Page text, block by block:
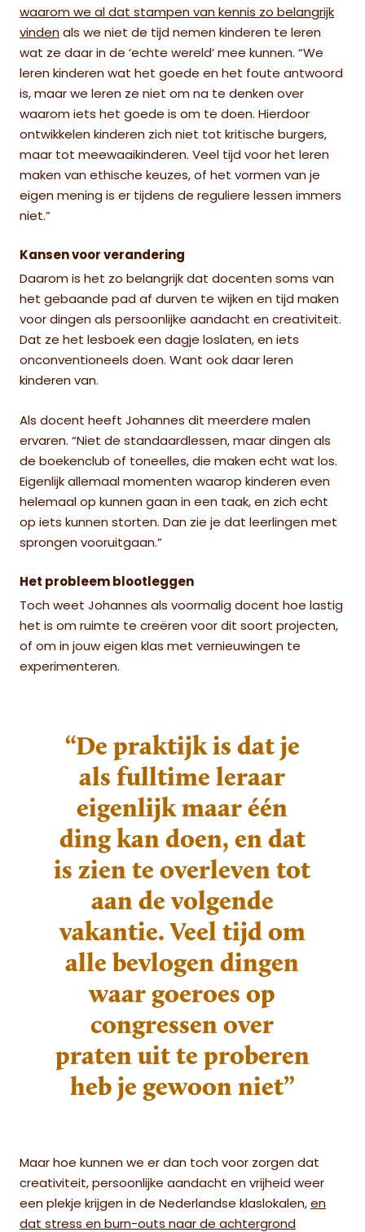
waarom we al dat stampen van kennis zo belangrijk
vinden als we niet de tijd nemen kinderen te leren
wat ze daar in de ‘echte wereld’ mee kunnen. “We
leren kinderen wat het goede en het foute antwoord
is, maar we leren ze niet om na te denken over
waarom iets het goede is om te doen. Hierdoor
ontwikkelen kinderen zich niet tot kritische burgers,
maar tot meewaaikinderen. Veel tijd voor het leren
maken van ethische keuzes, of het vormen van je
eigen mening is er tijdens de reguliere lessen immers
niet.”
Kansen voor verandering
Daarom is het zo belangrijk dat docenten soms van
het gebaande pad af durven te wijken en tijd maken
voor dingen als persoonlijke aandacht en creativiteit.
Dat ze het lesboek een dagje loslaten, en iets
onconventioneels doen. Want ook daar leren
kinderen van.
Als docent heeft Johannes dit meerdere malen
ervaren. “Niet de standaardlessen, maar dingen als
de boekenclub of toneelles, die maken echt wat los.
Eigenlijk allemaal momenten waarop kinderen even
helemaal op kunnen gaan in een taak, en zich echt
op iets kunnen storten. Dan zie je dat leerlingen met
sprongen vooruitgaan.”
Het probleem blootleggen
Toch weet Johannes als voormalig docent hoe lastig
het is om ruimte te creëren voor dit soort projecten,
of om in jouw eigen klas met vernieuwingen te
experimenteren.
“De praktijk is dat je
als fulltime leraar
eigenlijk maar één
ding kan doen, en dat
is zien te overleven tot
aan de volgende
vakantie. Veel tijd om
alle bevlogen dingen
waar goeroes op
congressen over
praten uit te proberen
heb je gewoon niet”
Maar hoe kunnen we er dan toch voor zorgen dat
creativiteit, persoonlijke aandacht en vrijheid weer
een plekje krijgen in de Nederlandse klaslokalen, en
dat stress en burn-outs naar de achtergrond